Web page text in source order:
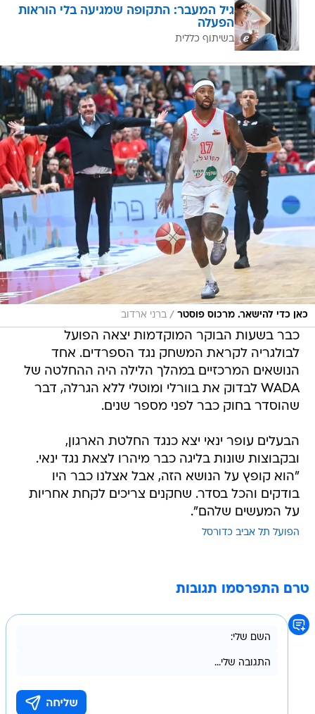
גיל המעבר: התקופה שמגיעה בלי הוראות
הפעלה
בשיתוף כללית
כאן כדי להישאר. מרכוס פוסטר / ברני ארדוב
כבר בשעות הבוקר המוקדמות יצאה הפועל
לבולגריה לקראת המשחק נגד הספרדים. אחד
הנושאים המרכזיים במהלך הלילה היה ההחלטה של
WADA לבדוק את בוורלי ומוטלי ללא הגרלה, דבר
שהוסדר בחוק כבר לפני מספר שנים.
הבעלים עופר ינאי יצא כנגד החלטת הארגון,
ובקבוצות שונות בליגה כבר מיהרו לצאת נגד ינאי.
"הוא קופץ על הנושא הזה, אבל אצלנו כבר היו
בודקים והכל בסדר. שחקנים צריכים לקחת אחריות
על המעשים שלהם".
הפועל תל אביב כדורסל
טרם התפרסמו תגובות